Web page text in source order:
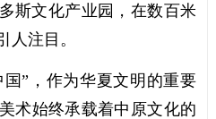
斯文化产业园，在数百米
人注目。
”，作为华夏文明的重要
术始终承载着中原文化的